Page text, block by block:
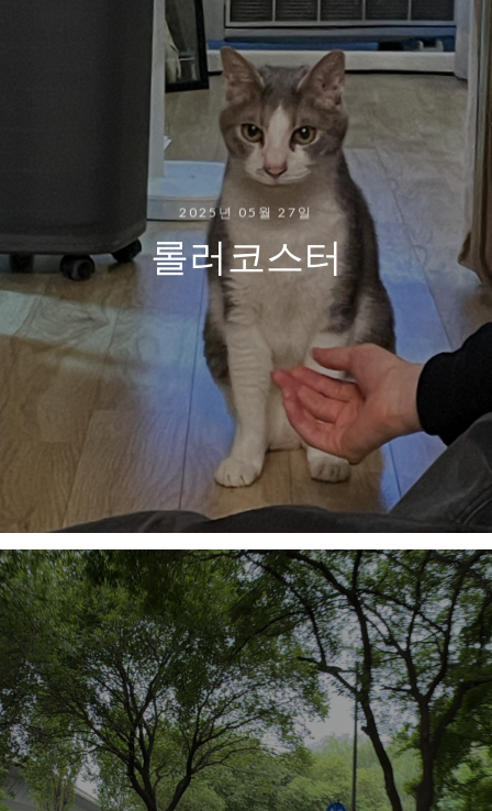
2025년 05월 27일
롤러코스터